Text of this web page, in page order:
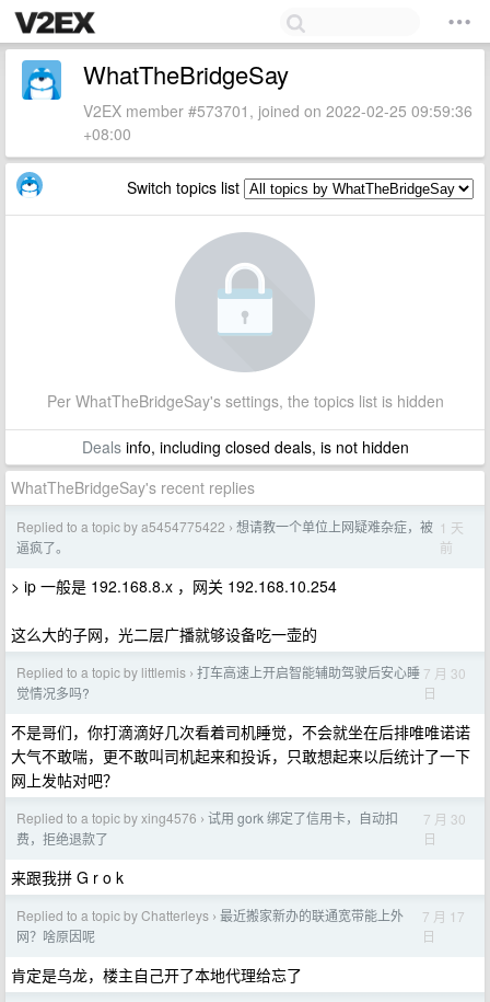
WhatTheBridgeSay
V2EX member #573701, joined on 2022-02-25 09:59:36
+08:00
Switch topics list
Per WhatTheBridgeSay's settings, the topics list is hidden
Dealsinfo, including closed deals, is not hidden
WhatTheBridgeSay's recent replies
Replied to a topic by a5454775422 › 想请教一个单位上网疑难杂症，被
逼疯了。
1 天
前
> ip 一般是 192.168.8.x ，网关 192.168.10.254
这么大的子网，光二层广播就够设备吃一壶的
Replied to a topic by littlemis › 打车高速上开启智能辅助驾驶后安心睡
觉情况多吗?
7 月 30
日
不是哥们，你打滴滴好几次看着司机睡觉，不会就坐在后排唯唯诺诺
大气不敢喘，更不敢叫司机起来和投诉，只敢想起来以后统计了一下
网上发帖对吧？
Replied to a topic by xing4576 › 试用 gork 绑定了信用卡，自动扣
费，拒绝退款了
7 月 30
日
来跟我拼 G r o k
Replied to a topic by Chatterleys › 最近搬家新办的联通宽带能上外
网？啥原因呢
7 月 17
日
肯定是乌龙，楼主自己开了本地代理给忘了